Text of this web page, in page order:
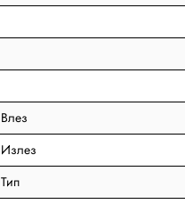
Влез
Излез
Тип